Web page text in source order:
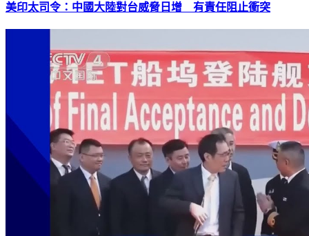
美印太司令：中國大陸對台威脅日增 有責任阻止衝突